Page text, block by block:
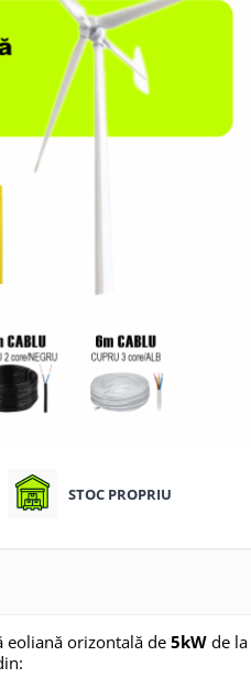
STOC PROPRIU
eoliană orizontală de 5kW de la